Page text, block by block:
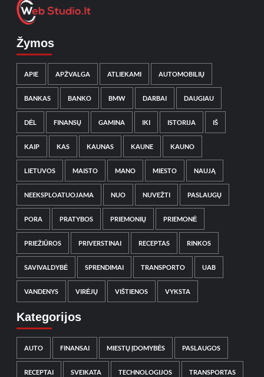
Žymos
APIE APŽVALGA ATLIEKAMI AUTOMOBILIŲ
BANKAS BANKO BMW DARBAI DAUGIAU
DĖL FINANSŲ GAMINA IKI ISTORIJA IŠ
KAIP KAS KAUNAS KAUNE KAUNO
LIETUVOS MAISTO MANO MIESTO NAUJĄ
NEEKSPLOATUOJAMA NUO NUVEŽTI PASLAUGŲ
PORA PRATYBOS PRIEMONIŲ PRIEMONĖ
PRIEŽIŪROS PRIVERSTINAI RECEPTAS RINKOS
SAVIVALDYBĖ SPRENDIMAI TRANSPORTO UAB
VANDENYS VIRĖJŲ VIŠTIENOS VYKSTA
Kategorijos
AUTO FINANSAI MIESTŲ ĮDOMYBĖS PASLAUGOS
RECEPTAI SVEIKATA TECHNOLOGIJOS TRANSPORTAS